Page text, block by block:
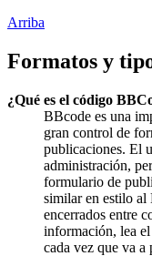
Arriba
Formatos y
¿Qué es el código
BBcode es una
gran control de
publicaciones. El
administración,
formulario de
similar en estilo al
encerrados entre
información, lea
cada vez que va a